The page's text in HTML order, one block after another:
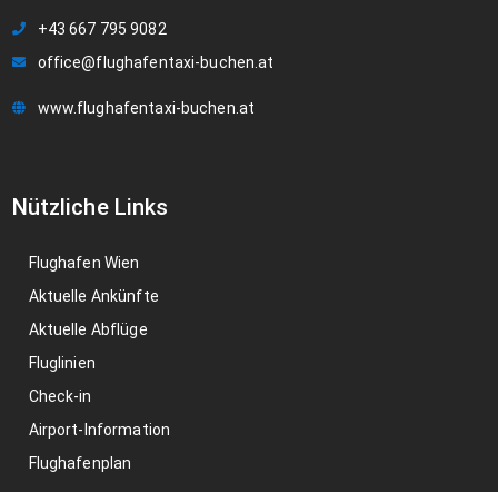
+43 667 795 9082
office@flughafentaxi-buchen.at
www.flughafentaxi-buchen.at
Nützliche Links
Flughafen Wien
Aktuelle Ankünfte
Aktuelle Abflüge
Fluglinien
Check-in
Airport-Information
Flughafenplan